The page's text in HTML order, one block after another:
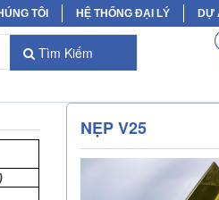
TÔI HỆ THỐNG ĐẠI LÝ DỰ
Tìm Kiếm
NẸP V25